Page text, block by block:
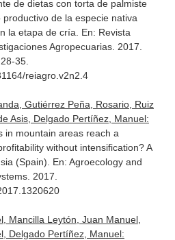
de dietas con torta de palmiste
de la especie nativa
la etapa de cría. En: Revista
Agropecuarias. 2017.
35.
reiagro.v2n2.4
Gutiérrez Peña, Rosario, Ruiz
Asis, Delgado Pertíñez, Manuel:
in mountain areas reach a
without intensification? A
(Spain). En: Agroecology and
. 2017.
Mancilla Leytón, Juan Manuel,
Delgado Pertíñez, Manuel: